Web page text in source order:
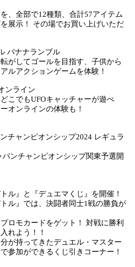
、全部で12種類、合計57アイテム
展示！ その場でお買い上げいただ
バナナランブル
がしてゴールを目指す、子供から
ルアクションゲームを体験！
ンライン
こでもUFOキャッチャーが遊べ
オンラインの体験も！
チャンピオンシップ2024 レギュラ
ンチャンピオンシップ関東予選開
ル』と『デュエマくじ』を開催！
ル』では、決闘者同士1戦の勝負が
ロモカードをゲット！ 対戦に勝利
れよう！！
が持ってきたデュエル・マスター
参加ができるくじ引きコーナー！